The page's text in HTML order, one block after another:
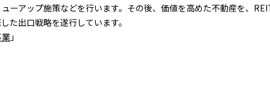
ーアップ施策などを行います。その後、価値を高めた不動産を、
た出口戦略を遂行しています。
」